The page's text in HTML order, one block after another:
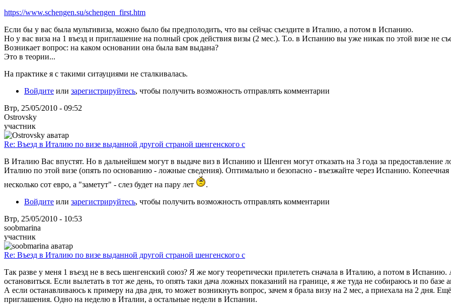
https://www.schengen.su/schengen_first.htm
Если бы у вас была мультивиза, можно было бы предполодить, что вы сейчас съездите в Италию, а потом в Испанию.
Но у вас виза на 1 въезд и приглашение на полный срок действия визы (2 мес.). Т.о. в Испанию вы уже никак по этой визе не
Возникает вопрос: на каком основании она была вам выдана?
Это в теории...
На практике я с такими ситауциями не сталкивалась.
Войдите или зарегистрируйтесь, чтобы получить возможность отправлять комментарии
Втр, 25/05/2010 - 09:52
Ostrovsky
участник
Re: Въезд в Италию по визе выданной другой страной шенгенского с
В Италию Вас впустят. Но в дальнейшем могут в выдаче виз в Испанию и Шенген могут отказать на 3 года за предоставление
Италию по этой визе (опять по основанию - ложные сведения). Оптимально и безопасно - въезжайте через Испанию.
несколько сот евро, а "заметут" - слез будет на пару лет
.
Войдите или зарегистрируйтесь, чтобы получить возможность отправлять комментарии
Втр, 25/05/2010 - 10:53
soobmarina
участник
Re: Въезд в Италию по визе выданной другой страной шенгенского с
Так разве у меня 1 въезд не в весь шенгенский союз? Я же могу теоретически прилететь сначала в Италию, а потом в Испанию.
остановиться. Если вылетать в тот же день, то опять таки дача ложных показаний на границе, я же туда не собираюсь и по базе
А если останавливаюсь к примеру на два дня, то может возникнуть вопрос, зачем я брала визу на 2 мес, а приехала на 2 дня.
приглашения. Одно на неделю в Италии, а остальные недели в Испании.